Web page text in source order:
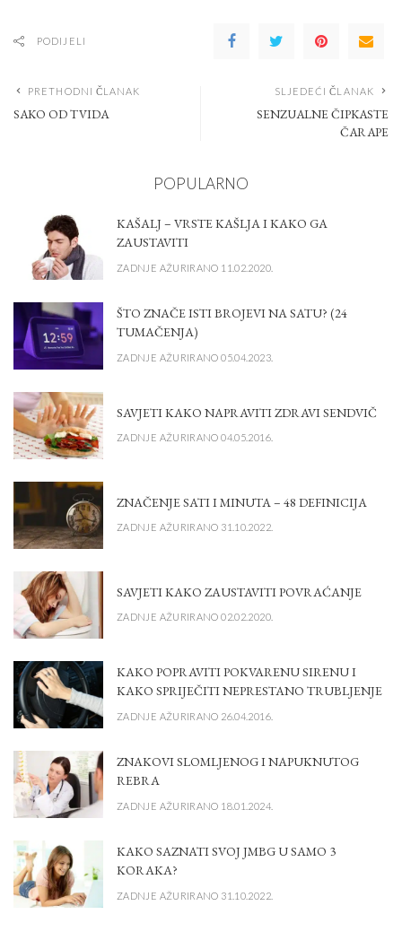
PODIJELI
PRETHODNI ČLANAK
SAKO OD TVIDA
SLJEDEĆI ČLANAK
SENZUALNE ČIPKASTE
ČARAPE
POPULARNO
KAŠALJ – VRSTE KAŠLJA I KAKO GA
ZAUSTAVITI
ZADNJE AŽURIRANO 11.02.2020.
ŠTO ZNAČE ISTI BROJEVI NA SATU? (24
TUMAČENJA)
ZADNJE AŽURIRANO 05.04.2023.
SAVJETI KAKO NAPRAVITI ZDRAVI SENDVIČ
ZADNJE AŽURIRANO 04.05.2016.
ZNAČENJE SATI I MINUTA – 48 DEFINICIJA
ZADNJE AŽURIRANO 31.10.2022.
SAVJETI KAKO ZAUSTAVITI POVRAĆANJE
ZADNJE AŽURIRANO 02.02.2020.
KAKO POPRAVITI POKVARENU SIRENU I
KAKO SPRIJEČITI NEPRESTANO TRUBLJENJE
ZADNJE AŽURIRANO 26.04.2016.
ZNAKOVI SLOMLJENOG I NAPUKNUTOG
REBRA
ZADNJE AŽURIRANO 18.01.2024.
KAKO SAZNATI SVOJ JMBG U SAMO 3
KORAKA?
ZADNJE AŽURIRANO 31.10.2022.